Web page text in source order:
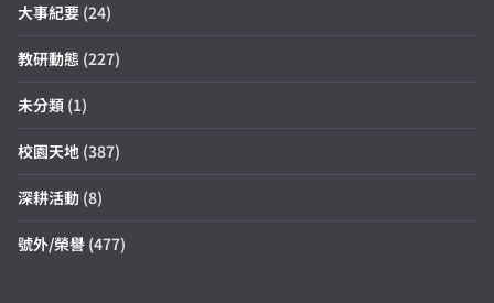
大事紀要 (24)
教研動態 (227)
未分類 (1)
校園天地 (387)
深耕活動 (8)
號外/榮譽 (477)